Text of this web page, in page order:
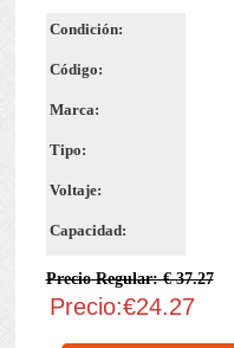
Condición:
Código:
Marca:
Tipo:
Voltaje:
Capacidad:
Precio Regular: € 37.27
Precio:€24.27